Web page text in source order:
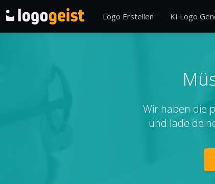
Logo Erstellen KI Logo
Wir haben die
und lade